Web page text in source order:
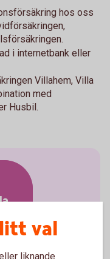
hos oss
i internetbank eller
Villahem, Villa
med
Husbil.
val
liknande